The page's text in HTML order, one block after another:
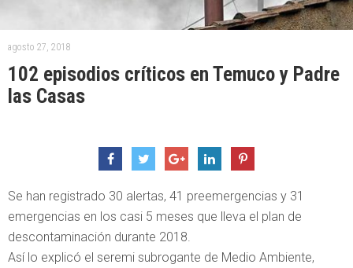
agosto 27, 2018
102 episodios críticos en Temuco y Padre
las Casas
Se han registrado 30 alertas, 41 preemergencias y 31
emergencias en los casi 5 meses que lleva el plan de
descontaminación durante 2018.
Así lo explicó el seremi subrogante de Medio Ambiente,